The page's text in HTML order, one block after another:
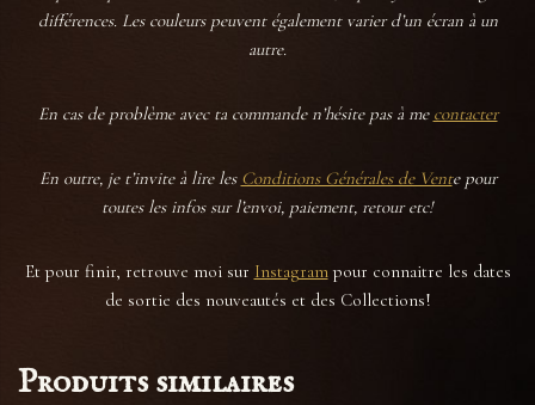
différences. Les couleurs peuvent également varier d’un écran à un
autre.
En cas de problème avec ta commande n’hésite pas à me contacter
En outre, je t’invite à lire les Conditions Générales de Vente pour
toutes les infos sur l’envoi, paiement, retour etc!
Et pour finir, retrouve moi sur Instagrampour connaitre les dates
de sortie des nouveautés et des Collections!
Produits similaires